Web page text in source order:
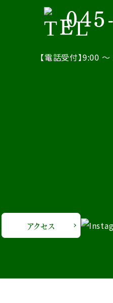
【電話受付】9:00
アクセス